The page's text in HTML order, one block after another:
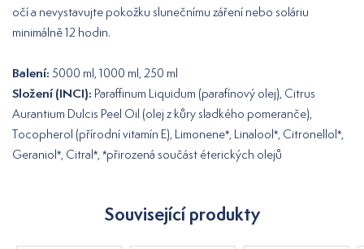
očí a nevystavujte pokožku slunečnímu záření nebo soláriu
minimálně 12 hodin.
Balení: 5000 ml, 1000 ml, 250 ml
Složení (INCI): Paraffinum Liquidum (parafínový olej), Citrus
Aurantium Dulcis Peel Oil (olej z kůry sladkého pomeranče),
Tocopherol (přírodní vitamín E), Limonene*, Linalool*, Citronellol*,
Geraniol*, Citral*, *přirozená součást éterických olejů
Související produkty